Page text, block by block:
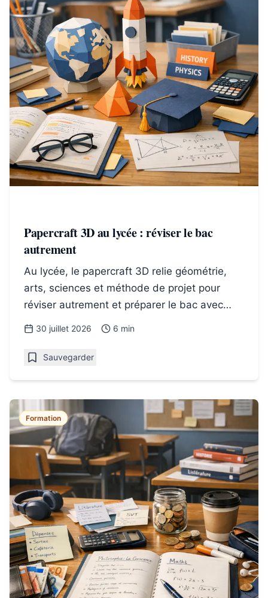
Papercraft 3D au lycée : réviser le bac
autrement
Au lycée, le papercraft 3D relie géométrie,
arts, sciences et méthode de projet pour
réviser autrement et préparer le bac avec
sens et confiance.
30 juillet 2026 6 min
Sauvegarder
Formation